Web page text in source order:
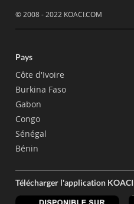
© 2008 - 2022 KOACI.COM
Pays
Côte d'Ivoire
Burkina Faso
Gabon
Congo
Sénégal
Bénin
Télécharger l'application KOACI